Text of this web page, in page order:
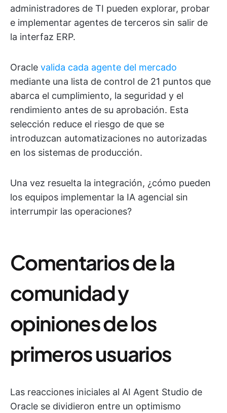
administradores de TI pueden explorar, probar
e implementar agentes de terceros sin salir de
la interfaz ERP.
Oracle valida cada agente del mercado
mediante una lista de control de 21 puntos que
abarca el cumplimiento, la seguridad y el
rendimiento antes de su aprobación. Esta
selección reduce el riesgo de que se
introduzcan automatizaciones no autorizadas
en los sistemas de producción.
Una vez resuelta la integración, ¿cómo pueden
los equipos implementar la IA agencial sin
interrumpir las operaciones?
Comentarios de la
comunidad y
opiniones de los
primeros usuarios
Las reacciones iniciales al AI Agent Studio de
Oracle se dividieron entre un optimismo